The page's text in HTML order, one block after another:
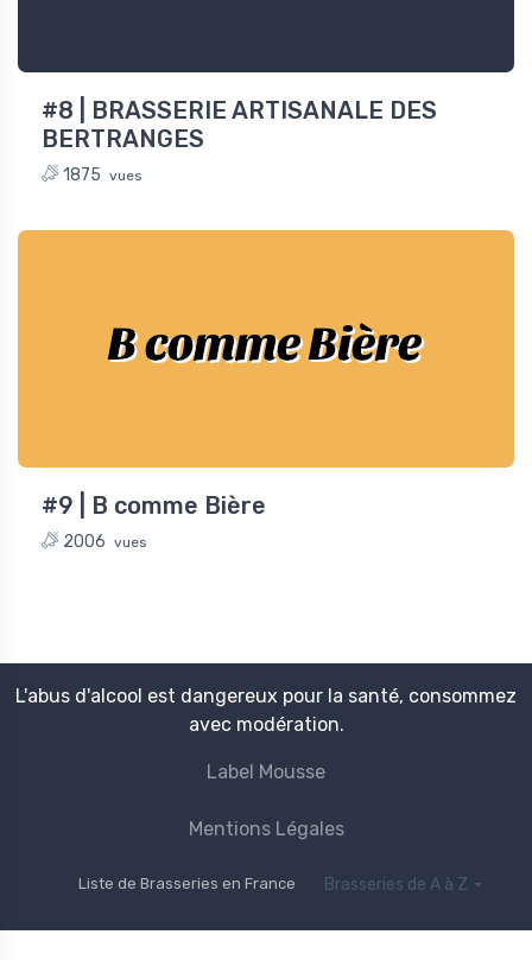
#8 | BRASSERIE ARTISANALE DES
BERTRANGES
1875 vues
B comme Bière
#9 | B comme Bière
2006 vues
L'abus d'alcool est dangereux pour la santé, consommez
avec modération.
Label Mousse
Mentions Légales
Liste de Brasseries en France Brasseries de A à Z